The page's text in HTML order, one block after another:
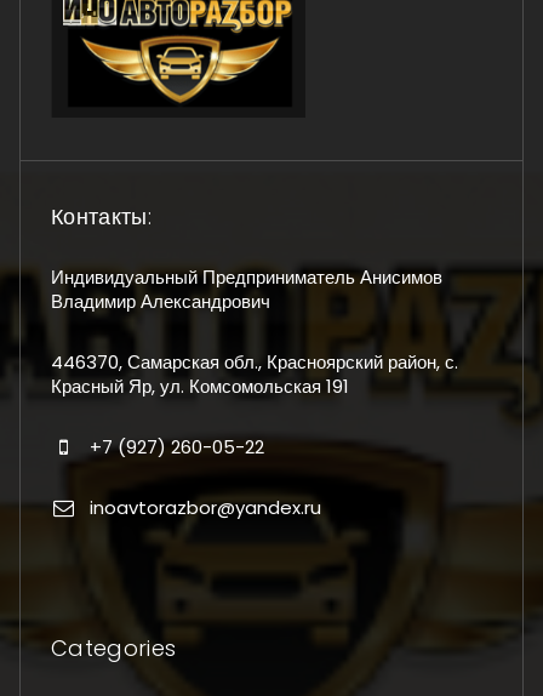
Контакты:
Индивидуальный Предприниматель Анисимов
Владимир Александрович
446370, Самарская обл., Красноярский район, с.
Красный Яр, ул. Комсомольская 191
+7 (927) 260-05-22
inoavtorazbor@yandex.ru
Categories